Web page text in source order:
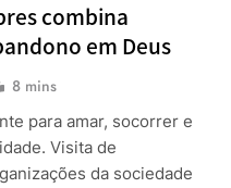
combina
em Deus
8 mins
para amar, socorrer e
Visita de
da sociedade